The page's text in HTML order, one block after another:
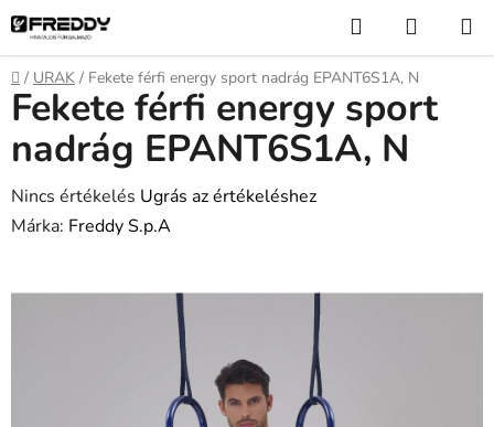
Ugrás
fő
tartalomhoz
KeresésKOSÁR
Kezdőlap
/ URAK / Fekete férfi energy sport nadrág EPANT6S1A, N
Fekete férfi energy sport
nadrág EPANT6S1A, N
A
termék
Nincs értékelés Ugrás az értékeléshez
Márka: Freddy S.p.A